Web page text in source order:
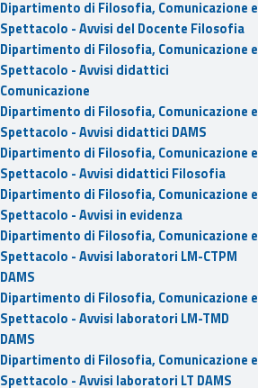
Dipartimento di Filosofia, Comunicazione e
Spettacolo - Avvisi del Docente Filosofia
Dipartimento di Filosofia, Comunicazione e
Spettacolo - Avvisi didattici
Comunicazione
Dipartimento di Filosofia, Comunicazione e
Spettacolo - Avvisi didattici DAMS
Dipartimento di Filosofia, Comunicazione e
Spettacolo - Avvisi didattici Filosofia
Dipartimento di Filosofia, Comunicazione e
Spettacolo - Avvisi in evidenza
Dipartimento di Filosofia, Comunicazione e
Spettacolo - Avvisi laboratori LM-CTPM
DAMS
Dipartimento di Filosofia, Comunicazione e
Spettacolo - Avvisi laboratori LM-TMD
DAMS
Dipartimento di Filosofia, Comunicazione e
Spettacolo - Avvisi laboratori LT DAMS